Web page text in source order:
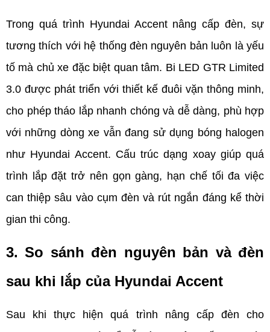
Trong quá trình Hyundai Accent nâng cấp đèn, sự
tương thích với hệ thống đèn nguyên bản luôn là yếu
tố mà chủ xe đặc biệt quan tâm. Bi LED GTR Limited
3.0 được phát triển với thiết kế đuôi vặn thông minh,
cho phép tháo lắp nhanh chóng và dễ dàng, phù hợp
với những dòng xe vẫn đang sử dụng bóng halogen
như Hyundai Accent. Cấu trúc dạng xoay giúp quá
trình lắp đặt trở nên gọn gàng, hạn chế tối đa việc
can thiệp sâu vào cụm đèn và rút ngắn đáng kể thời
gian thi công.
3. So sánh đèn nguyên bản và đèn
sau khi lắp của Hyundai Accent
Sau khi thực hiện quá trình nâng cấp đèn cho